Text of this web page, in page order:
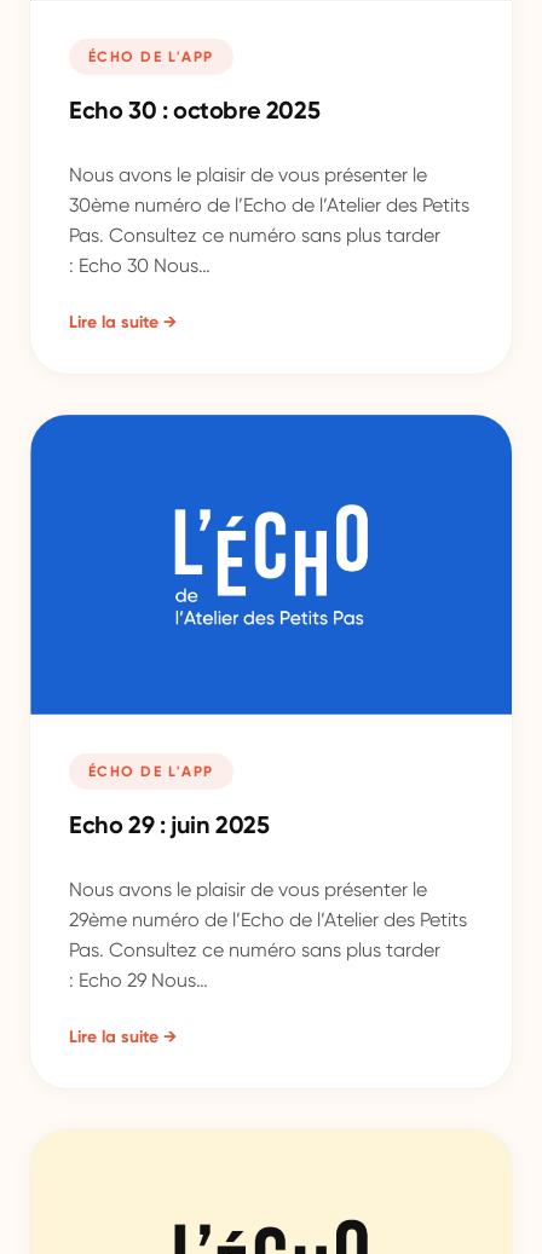
ÉCHO DE L'APP
Echo 30 : octobre 2025
Nous avons le plaisir de vous présenter le
30ème numéro de l’Echo de l’Atelier des Petits
Pas. Consultez ce numéro sans plus tarder
: Echo 30 Nous…
Lire la suite →
ÉCHO DE L'APP
Echo 29 : juin 2025
Nous avons le plaisir de vous présenter le
29ème numéro de l’Echo de l’Atelier des Petits
Pas. Consultez ce numéro sans plus tarder
: Echo 29 Nous…
Lire la suite →